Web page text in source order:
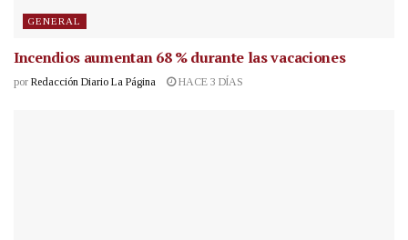
GENERAL
Incendios aumentan 68 % durante las vacaciones
por Redacción Diario La Página HACE 3 DÍAS